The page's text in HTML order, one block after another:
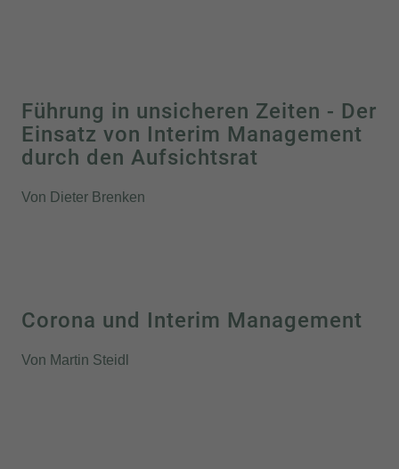
Führung in unsicheren Zeiten - Der
Einsatz von Interim Management
durch den Aufsichtsrat
Von Dieter Brenken
Corona und Interim Management
Von Martin Steidl